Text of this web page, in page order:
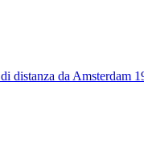
distanza da Amsterdam